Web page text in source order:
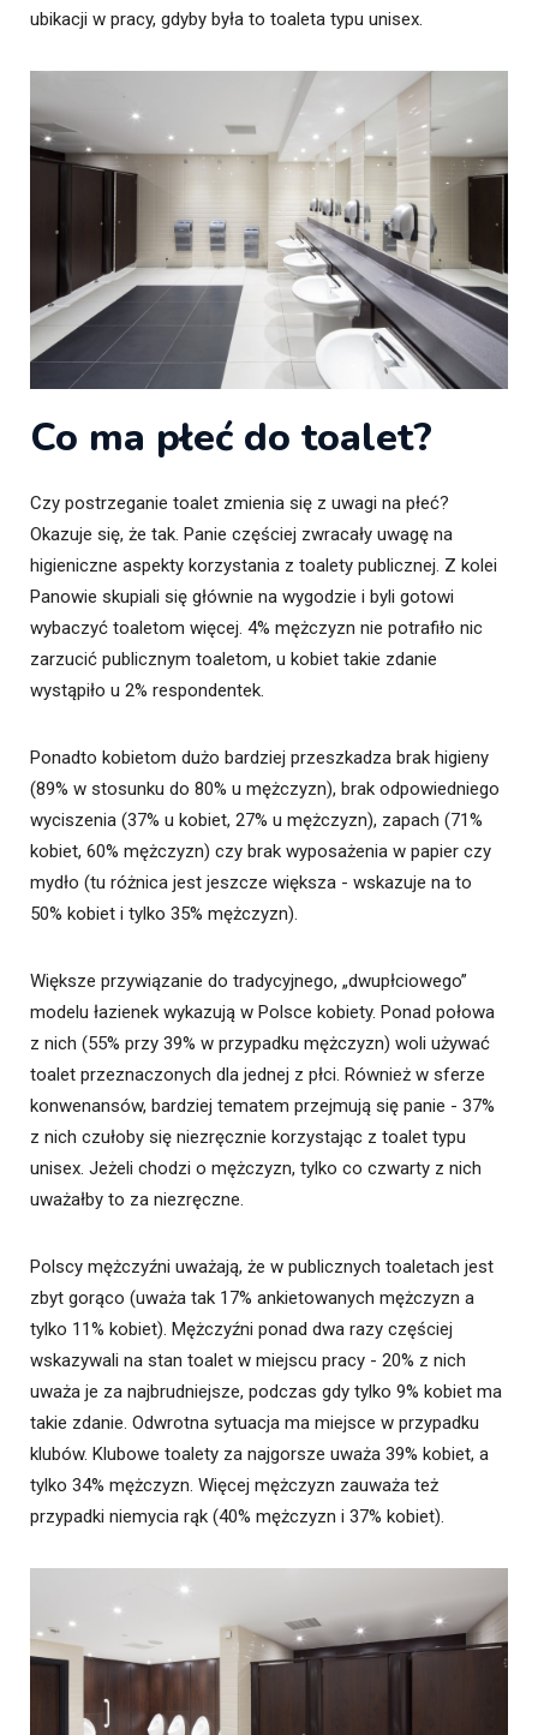
ubikacji w pracy, gdyby była to toaleta typu unisex.
Co ma płeć do toalet?
Czy postrzeganie toalet zmienia się z uwagi na płeć?
Okazuje się, że tak. Panie częściej zwracały uwagę na
higieniczne aspekty korzystania z toalety publicznej. Z kolei
Panowie skupiali się głównie na wygodzie i byli gotowi
wybaczyć toaletom więcej. 4% mężczyzn nie potrafiło nic
zarzucić publicznym toaletom, u kobiet takie zdanie
wystąpiło u 2% respondentek.
Ponadto kobietom dużo bardziej przeszkadza brak higieny
(89% w stosunku do 80% u mężczyzn), brak odpowiedniego
wyciszenia (37% u kobiet, 27% u mężczyzn), zapach (71%
kobiet, 60% mężczyzn) czy brak wyposażenia w papier czy
mydło (tu różnica jest jeszcze większa - wskazuje na to
50% kobiet i tylko 35% mężczyzn).
Większe przywiązanie do tradycyjnego, „dwupłciowego”
modelu łazienek wykazują w Polsce kobiety. Ponad połowa
z nich (55% przy 39% w przypadku mężczyzn) woli używać
toalet przeznaczonych dla jednej z płci. Również w sferze
konwenansów, bardziej tematem przejmują się panie - 37%
z nich czułoby się niezręcznie korzystając z toalet typu
unisex. Jeżeli chodzi o mężczyzn, tylko co czwarty z nich
uważałby to za niezręczne.
Polscy mężczyźni uważają, że w publicznych toaletach jest
zbyt gorąco (uważa tak 17% ankietowanych mężczyzn a
tylko 11% kobiet). Mężczyźni ponad dwa razy częściej
wskazywali na stan toalet w miejscu pracy - 20% z nich
uważa je za najbrudniejsze, podczas gdy tylko 9% kobiet ma
takie zdanie. Odwrotna sytuacja ma miejsce w przypadku
klubów. Klubowe toalety za najgorsze uważa 39% kobiet, a
tylko 34% mężczyzn. Więcej mężczyzn zauważa też
przypadki niemycia rąk (40% mężczyzn i 37% kobiet).